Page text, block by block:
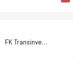
FK Transinvest B